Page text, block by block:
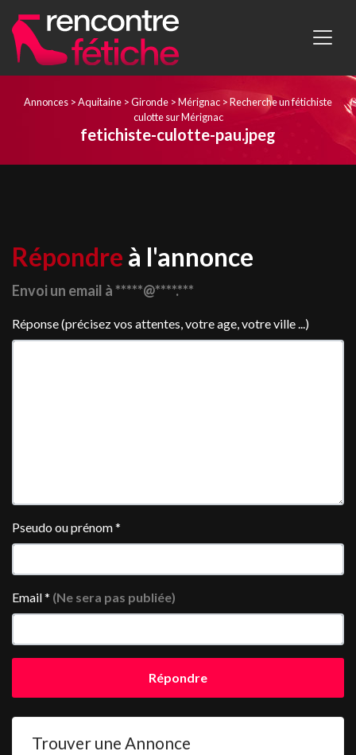
Annonces >Aquitaine >Gironde >Mérignac >Recherche un fétichiste
culotte sur Mérignac
fetichiste-culotte-pau.jpeg
Répondre à l'annonce
Envoi un email à *****@****.***
Réponse (précisez vos attentes, votre age, votre ville ...)
Pseudo ou prénom*
Email* (Ne sera pas publiée)
Répondre
Trouver une Annonce